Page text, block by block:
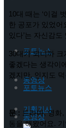
가 <동대문
포토뉴스
동영상
기획기사
롤러스케이트
가 <동대문 바
포토뉴스
동영상
10대 때는 ‘이걸
한 공포가 있었어
있다’는 자신감도
30대가 되니까 크
좋겠다는 생각이
겠지만, 인지도
문 : 드라마, 영화
동을 해왔어요.